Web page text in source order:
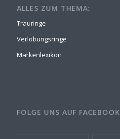
ALLES ZUM THEMA:
Trauringe
Verlobungsringe
Markenlexikon
FOLGE UNS AUF FACEBOOK